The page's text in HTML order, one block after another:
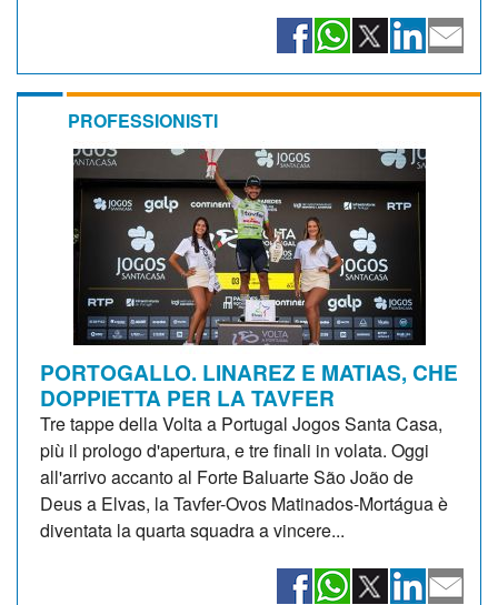
PROFESSIONISTI
PORTOGALLO. LINAREZ E MATIAS, CHE
DOPPIETTA PER LA TAVFER
Tre tappe della Volta a Portugal Jogos Santa Casa,
più il prologo d'apertura, e tre finali in volata. Oggi
all'arrivo accanto al Forte Baluarte São João de
Deus a Elvas, la Tavfer-Ovos Matinados-Mortágua è
diventata la quarta squadra a vincere...